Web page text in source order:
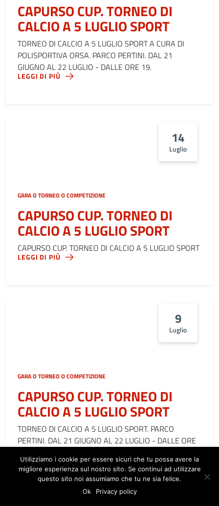
CAPURSO CUP. TORNEO DI
CALCIO A 5 LUGLIO SPORT
TORNEO DI CALCIO A 5 LUGLIO SPORT A CURA DI
POLISPORTIVA ORSA. PARCO PERTINI. DAL 21
GIUGNO AL 22 LUGLIO - DALLE ORE 19.
LEGGI DI PIÙ
14
Luglio
GARA O TORNEO O COMPETIZIONE
CAPURSO CUP. TORNEO DI
CALCIO A 5 LUGLIO SPORT
CAPURSO CUP. TORNEO DI CALCIO A 5 LUGLIO SPORT
LEGGI DI PIÙ
9
Luglio
GARA O TORNEO O COMPETIZIONE
CAPURSO CUP. TORNEO DI
CALCIO A 5 LUGLIO SPORT
TORNEO DI CALCIO A 5 LUGLIO SPORT. PARCO
PERTINI. DAL 21 GIUGNO AL 22 LUGLIO - DALLE ORE
LEGGI DI PIÙ
Utilizziamo i cookie per essere sicuri che tu possa avere la
migliore esperienza sul nostro sito. Se continui ad utilizzare
questo sito noi assumiamo che tu ne sia felice.
Ok
Privacy policy